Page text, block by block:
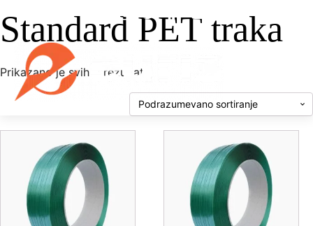
Standard PET traka
Prikazano je svih 9 rezultata